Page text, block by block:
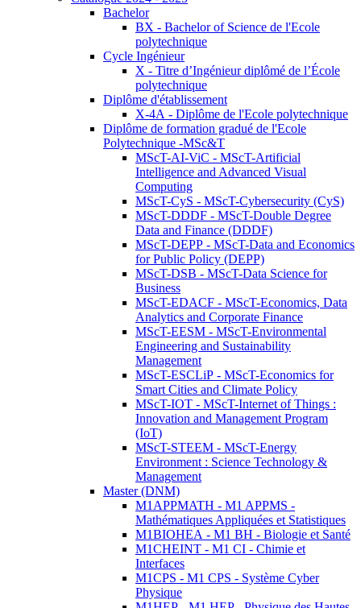
Bachelor
BX - Bachelor of Science de l'Ecole
polytechnique
Cycle Ingénieur
X - Titre d’Ingénieur diplômé de l’École
polytechnique
Diplôme d'établissement
X-4A - Diplôme de l'Ecole polytechnique
Diplôme de formation gradué de l'Ecole
Polytechnique -MSc&T
MScT-AI-ViC - MScT-Artificial
Intelligence and Advanced Visual
Computing
MScT-CyS - MScT-Cybersecurity (CyS)
MScT-DDDF - MScT-Double Degree
Data and Finance (DDDF)
MScT-DEPP - MScT-Data and Economics
for Public Policy (DEPP)
MScT-DSB - MScT-Data Science for
Business
MScT-EDACF - MScT-Economics, Data
Analytics and Corporate Finance
MScT-EESM - MScT-Environmental
Engineering and Sustainability
Management
MScT-ESCLiP - MScT-Economics for
Smart Cities and Climate Policy
MScT-IOT - MScT-Internet of Things :
Innovation and Management Program
(IoT)
MScT-STEEM - MScT-Energy
Environment : Science Technology &
Management
Master (DNM)
M1APPMATH - M1 APPMS -
Mathématiques Appliquées et Statistiques
M1BIOHEA - M1 BH - Biologie et Santé
M1CHEINT - M1 CI - Chimie et
Interfaces
M1CPS - M1 CPS - Système Cyber
Physique